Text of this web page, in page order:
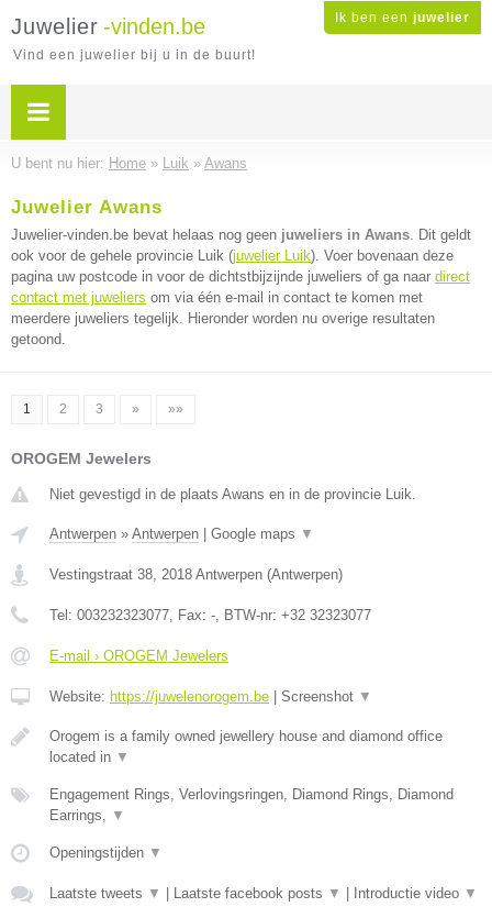
Ik ben een juwelier
Juwelier -vinden.be
Vind een juwelier bij u in de buurt!
U bent nu hier: Home » Luik » Awans
Juwelier Awans
Juwelier-vinden.be bevat helaas nog geen juweliers in Awans. Dit geldt
ook voor de gehele provincie Luik (juwelier Luik). Voer bovenaan deze
pagina uw postcode in voor de dichtstbijzijnde juweliers of ga naar direct
contact met juweliers om via één e-mail in contact te komen met
meerdere juweliers tegelijk. Hieronder worden nu overige resultaten
getoond.
1 2 3 » »»
OROGEM Jewelers
Niet gevestigd in de plaats Awans en in de provincie Luik.
Antwerpen » Antwerpen Google maps ▼
Vestingstraat 38, 2018 Antwerpen (Antwerpen)
Tel: 003232323077, Fax: -, BTW-nr: +32 32323077
E-mail › OROGEM Jewelers
Website: https://juwelenorogem.be Screenshot ▼
Orogem is a family owned jewellery house and diamond office
located in ▼
Engagement Rings, Verlovingsringen, Diamond Rings, Diamond
Earrings, ▼
Openingstijden ▼
Laatste tweets ▼ Laatste facebook posts ▼ Introductie video ▼